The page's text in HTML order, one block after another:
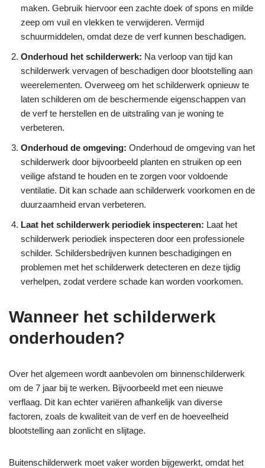
maken. Gebruik hiervoor een zachte doek of spons en milde
zeep om vuil en vlekken te verwijderen. Vermijd
schuurmiddelen, omdat deze de verf kunnen beschadigen.
Onderhoud het schilderwerk: Na verloop van tijd kan
schilderwerk vervagen of beschadigen door blootstelling aan
weerelementen. Overweeg om het schilderwerk opnieuw te
laten schilderen om de beschermende eigenschappen van
de verf te herstellen en de uitstraling van je woning te
verbeteren.
Onderhoud de omgeving: Onderhoud de omgeving van het
schilderwerk door bijvoorbeeld planten en struiken op een
veilige afstand te houden en te zorgen voor voldoende
ventilatie. Dit kan schade aan schilderwerk voorkomen en de
duurzaamheid ervan verbeteren.
Laat het schilderwerk periodiek inspecteren: Laat het
schilderwerk periodiek inspecteren door een professionele
schilder. Schildersbedrijven kunnen beschadigingen en
problemen met het schilderwerk detecteren en deze tijdig
verhelpen, zodat verdere schade kan worden voorkomen.
Wanneer het schilderwerk
onderhouden?
Over het algemeen wordt aanbevolen om binnenschilderwerk
om de 7 jaar bij te werken. Bijvoorbeeld met een nieuwe
verflaag. Dit kan echter variëren afhankelijk van diverse
factoren, zoals de kwaliteit van de verf en de hoeveelheid
blootstelling aan zonlicht en slijtage.
Buitenschilderwerk moet vaker worden bijgewerkt, omdat het